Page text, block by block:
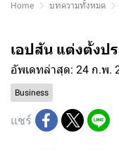
Home บทความทั้งหมด
เอปสัน แต่งตั้งป
อัพเดทล่าสุด: 24 ก.พ.
Business
แชร์